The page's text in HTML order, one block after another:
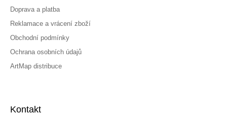
Doprava a platba
Reklamace a vrácení zboží
Obchodní podmínky
Ochrana osobních údajů
ArtMap distribuce
Kontakt